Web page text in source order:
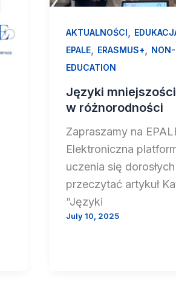
AKTUALNOŚCI
EPALE, ERASMUS+
EDUCATION
Języki
w różnorodności
Zapraszamy na
Elektroniczna
uczenia się
przeczytać artykuł
”Języki
July 10, 2025